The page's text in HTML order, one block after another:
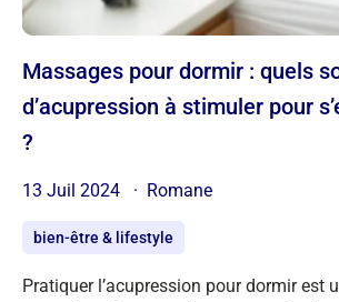
Massages pour dormir : quels sont les points
d’acupression à stimuler pour
?
13 Juil 2024 Romane
bien-être & lifestyle
Pratiquer l’acupression pour dormir est